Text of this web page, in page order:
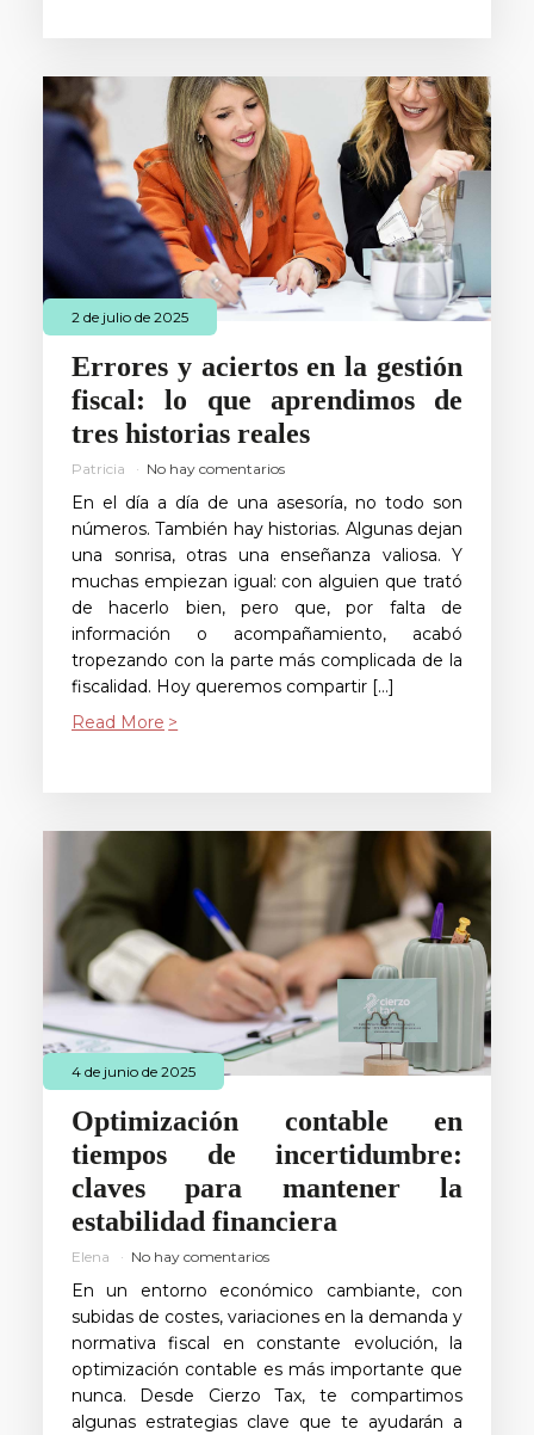
2 de julio de 2025
Errores y aciertos en la gestión
fiscal: lo que aprendimos de
tres historias reales
Patricia No hay comentarios
En el día a día de una asesoría, no todo son
números. También hay historias. Algunas dejan
una sonrisa, otras una enseñanza valiosa. Y
muchas empiezan igual: con alguien que trató
de hacerlo bien, pero que, por falta de
información o acompañamiento, acabó
tropezando con la parte más complicada de la
fiscalidad. Hoy queremos compartir […]
Read More
4 de junio de 2025
Optimización contable en
tiempos de incertidumbre:
claves para mantener la
estabilidad financiera
Elena No hay comentarios
En un entorno económico cambiante, con
subidas de costes, variaciones en la demanda y
normativa fiscal en constante evolución, la
optimización contable es más importante que
nunca. Desde Cierzo Tax, te compartimos
algunas estrategias clave que te ayudarán a